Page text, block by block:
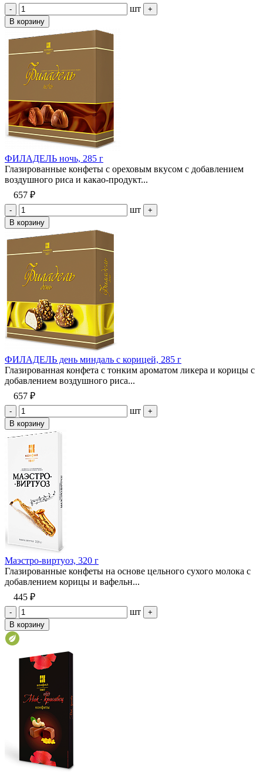
- шт
+
В корзину
ФИЛАДЕЛЬ ночь, 285 г
Глазированные конфеты с ореховым вкусом с добавлением
воздушного риса и какао-продукт...
657 ₽
- шт
+
В корзину
ФИЛАДЕЛЬ день миндаль с корицей, 285 г
Глазированная конфета с тонким ароматом ликера и корицы с
добавлением воздушного риса...
657 ₽
- шт
+
В корзину
Маэстро-виртуоз, 320 г
Глазированные конфеты на основе цельного сухого молока с
добавлением корицы и вафельн...
445 ₽
- шт
+
В корзину